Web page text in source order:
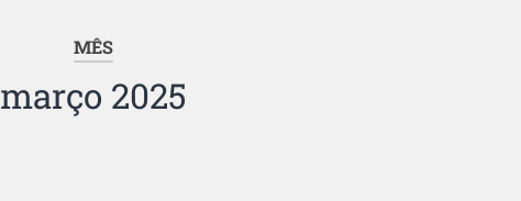
MÊS
março 2025